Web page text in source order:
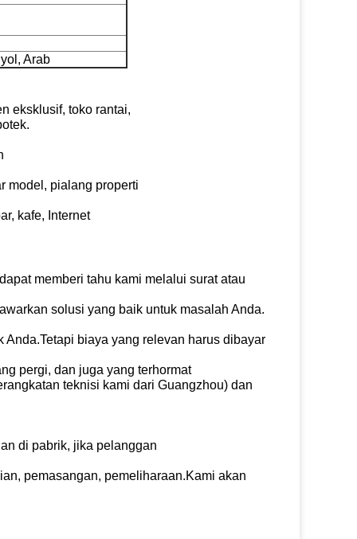
Arab
eksklusif, toko rantai,
model, pialang properti
kafe, Internet
memberi tahu kami melalui surat atau
solusi yang baik untuk masalah Anda.
biaya yang relevan harus dibayar
pergi, dan juga yang terhormat
teknisi kami dari Guangzhou) dan
di pabrik, jika pelanggan
pemasangan, pemeliharaan.Kami akan